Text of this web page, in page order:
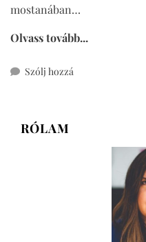
mostanában…
Olvass tovább...
Szólj hozzá
édesburgonyával
RÓLAM